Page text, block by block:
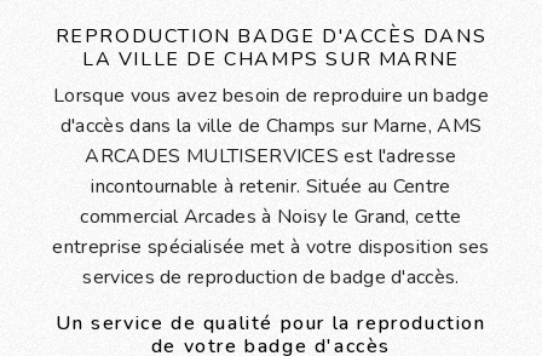
REPRODUCTION BADGE D'ACCÈS DANS
LA VILLE DE CHAMPS SUR MARNE
Lorsque vous avez besoin de reproduire un badge
d'accès dans la ville de Champs sur Marne, AMS
ARCADES MULTISERVICES est l'adresse
incontournable à retenir. Située au Centre
commercial Arcades à Noisy le Grand, cette
entreprise spécialisée met à votre disposition ses
services de reproduction de badge d'accès.
Un service de qualité pour la reproduction
de votre badge d'accès